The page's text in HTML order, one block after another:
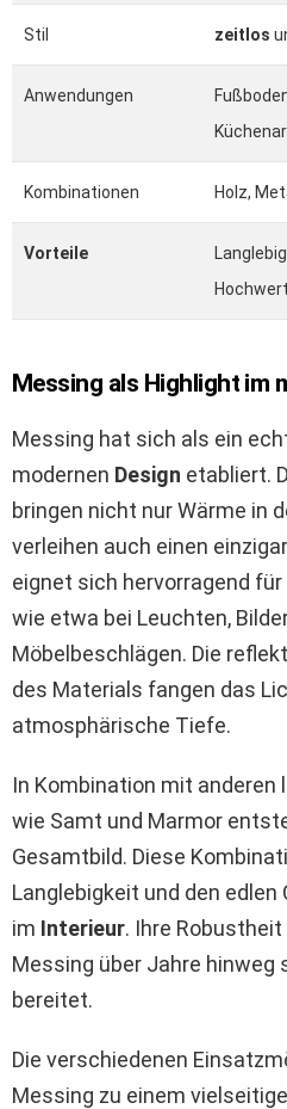
Stil zeitlos
Anwendungen
Kombinationen Holz,
Vorteile
Messing als Highlight im
Messing hat sich als ein
modernen Design etabliert.
bringen nicht nur Wärme in
verleihen auch einen
eignet sich hervorragend
wie etwa bei Leuchten,
Möbelbeschlägen. Die
des Materials fangen das
atmosphärische Tiefe.
In Kombination mit anderen
wie Samt und Marmor
Gesamtbild. Diese
Langlebigkeit und den
im Interieur. Ihre
Messing über Jahre hinweg
bereitet.
Die verschiedenen
Messing zu einem